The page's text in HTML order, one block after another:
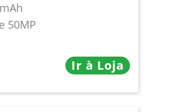
50MP
Ir à Loja